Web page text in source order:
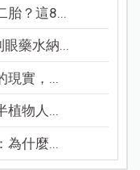
胎？這8...
藥水納...
現實，...
植物人...
為什麼...